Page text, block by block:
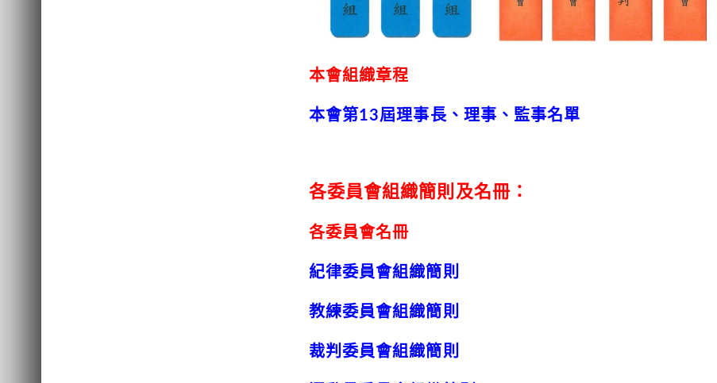
本會組織章程
本會第13屆理事長、理事、監事名單
各委員會組織簡則及名冊：
各委員會名冊
紀律委員會組織簡則
教練委員會組織簡則
裁判委員會組織簡則